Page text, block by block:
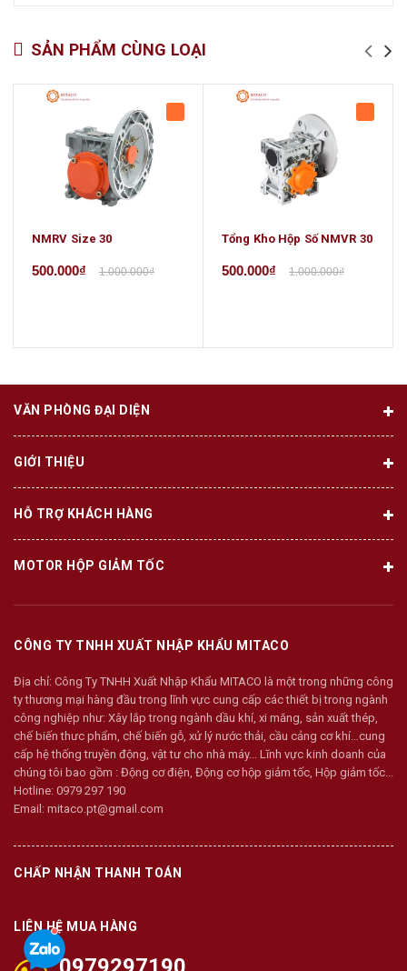
SẢN PHẨM CÙNG LOẠI
NMRV Size 30
500.000₫ 1.000.000₫
Tổng Kho Hộp Số NMVR 30
500.000₫ 1.000.000₫
VĂN PHÒNG ĐẠI DIỆN
GIỚI THIỆU
HỖ TRỢ KHÁCH HÀNG
MOTOR HỘP GIẢM TỐC
CÔNG TY TNHH XUẤT NHẬP KHẨU MITACO
Địa chỉ: Công Ty TNHH Xuất Nhập Khẩu MITACO là một trong những công
ty thương mại hàng đầu trong lĩnh vực cung cấp các thiết bị trong ngành
công nghiệp như: Xây lắp trong ngành dầu khí, xi măng, sản xuất thép,
chế biến thưc phẩm, chế biến gỗ, xử lý nước thải, cầu cảng cơ khí…cung
cấp hệ thống truyền động, vật tư cho nhà máy... Lĩnh vực kinh doanh của
chúng tôi bao gồm : Động cơ điện, Động cơ hộp giảm tốc, Hộp giảm tốc...
Hotline: 0979 297 190
Email: mitaco.pt@gmail.com
CHẤP NHẬN THANH TOÁN
LIÊN HỆ MUA HÀNG